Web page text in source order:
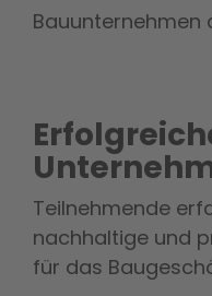
Bauunternehmen
Teilnehmende
nachhaltige und
für das